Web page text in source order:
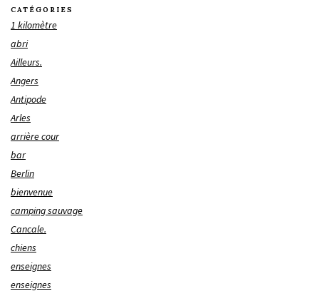
CATÉGORIES
1 kilomètre
abri
Ailleurs.
Angers
Antipode
Arles
arrière cour
bar
Berlin
bienvenue
camping sauvage
Cancale.
chiens
enseignes
enseignes